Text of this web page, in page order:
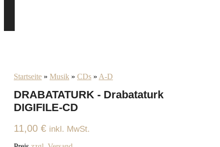
Startseite » Musik » CDs » A-D
DRABATATURK - Drabataturk
DIGIFILE-CD
11,00 € inkl. MwSt.